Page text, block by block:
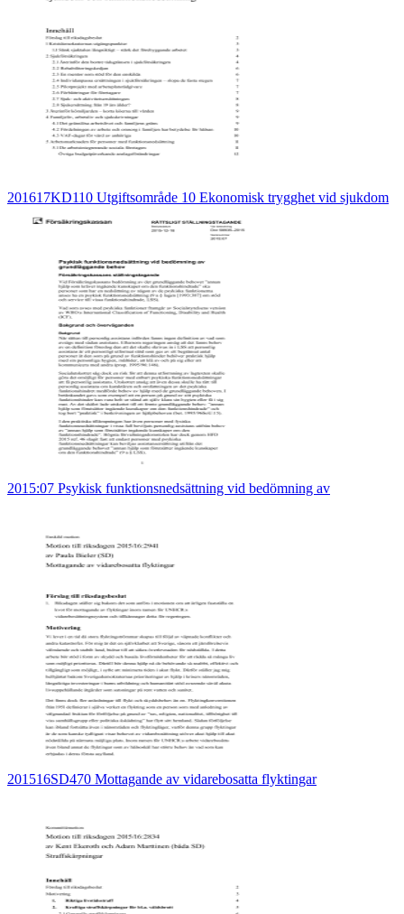
201617KD110 Utgiftsområde 10 Ekonomisk trygghet vid sjukdom
2015:07 Psykisk funktionsnedsättning vid bedömning av
201516SD470 Mottagande av vidarebosatta flyktingar